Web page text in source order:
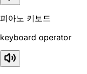
피아노 키보드
keyboard operator